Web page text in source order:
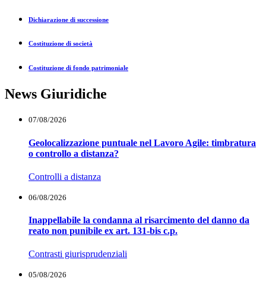
Dichiarazione di successione
Costituzione di società
Costituzione di fondo patrimoniale
News Giuridiche
07/08/2026
Geolocalizzazione puntuale nel Lavoro Agile: timbratura
o controllo a distanza?
Controlli a distanza
06/08/2026
Inappellabile la condanna al risarcimento del danno da
reato non punibile ex art. 131-bis c.p.
Contrasti giurisprudenziali
05/08/2026